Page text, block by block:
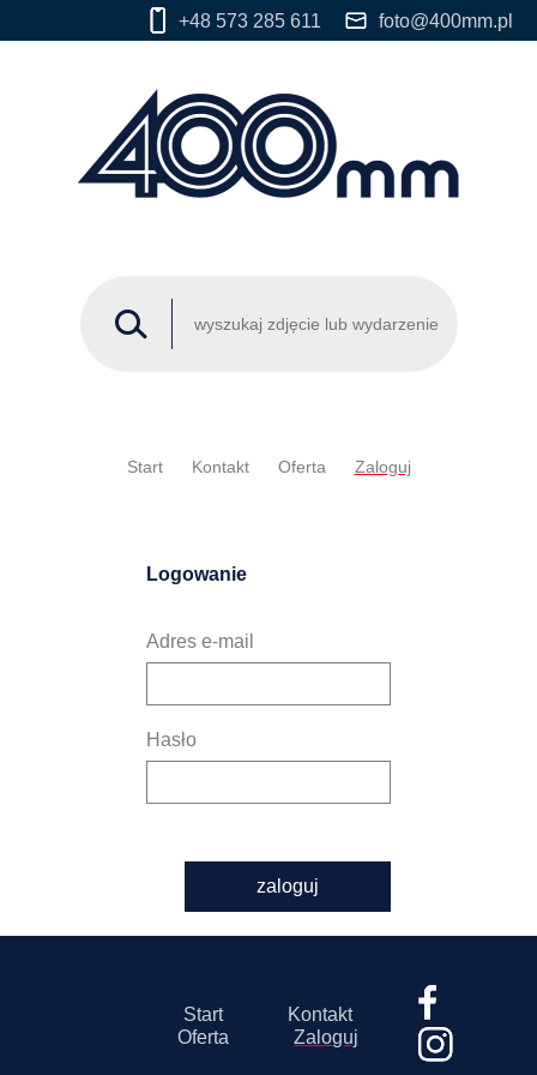
+48 573 285 611 foto@400mm.pl
Start Kontakt Oferta Zaloguj
Logowanie
Adres e-mail
Hasło
zaloguj
Start
Kontakt
Oferta
Zaloguj